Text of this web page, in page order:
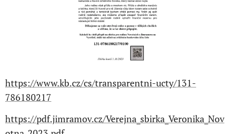
https://www.kb.cz/cs/transparentni-ucty/131-
786180217
https://pdf.jimramov.cz/Verejna_sbirka_Veronika_Nov